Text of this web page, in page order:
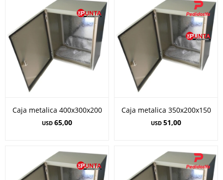
Caja metalica 400x300x200
USD 65,00
Caja metalica 350x200x150
USD 51,00